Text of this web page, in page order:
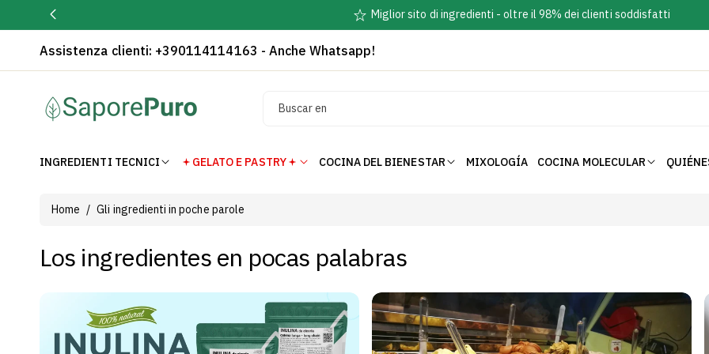
Contenuti
Miglior sito di ingredienti - oltre il 98% dei clienti soddisfatti
Assistenza clienti: +390114114163 - Anche Whatsapp!
Buscar en
INGREDIENTI TECNICI GELATO E PASTRY COCINA DEL BIENESTAR MIXOLOGÍA COCINA MOLECULAR
Home / Gli ingredienti in poche parole
Los ingredientes en pocas palabras